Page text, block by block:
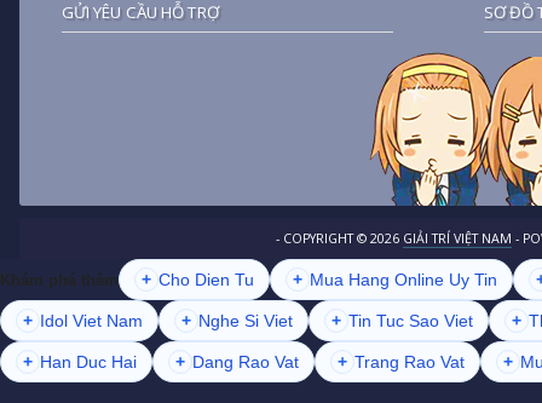
GỬI YÊU CẦU HỖ TRỢ
SƠ ĐỒ
- COPYRIGHT © 2026 GIẢI TRÍ VIỆT NAM -
Khám phá thêm + Cho Dien Tu + Mua Hang Online Uy Tin
+ Idol Viet Nam + Nghe Si Viet + Tin Tuc Sao Viet +
+ Han Duc Hai + Dang Rao Vat + Trang Rao Vat +